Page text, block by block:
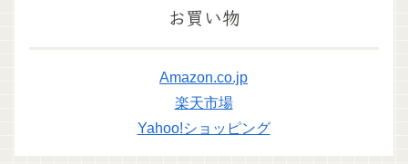
お買い物
Amazon.co.jp
楽天市場
Yahoo!ショッピング